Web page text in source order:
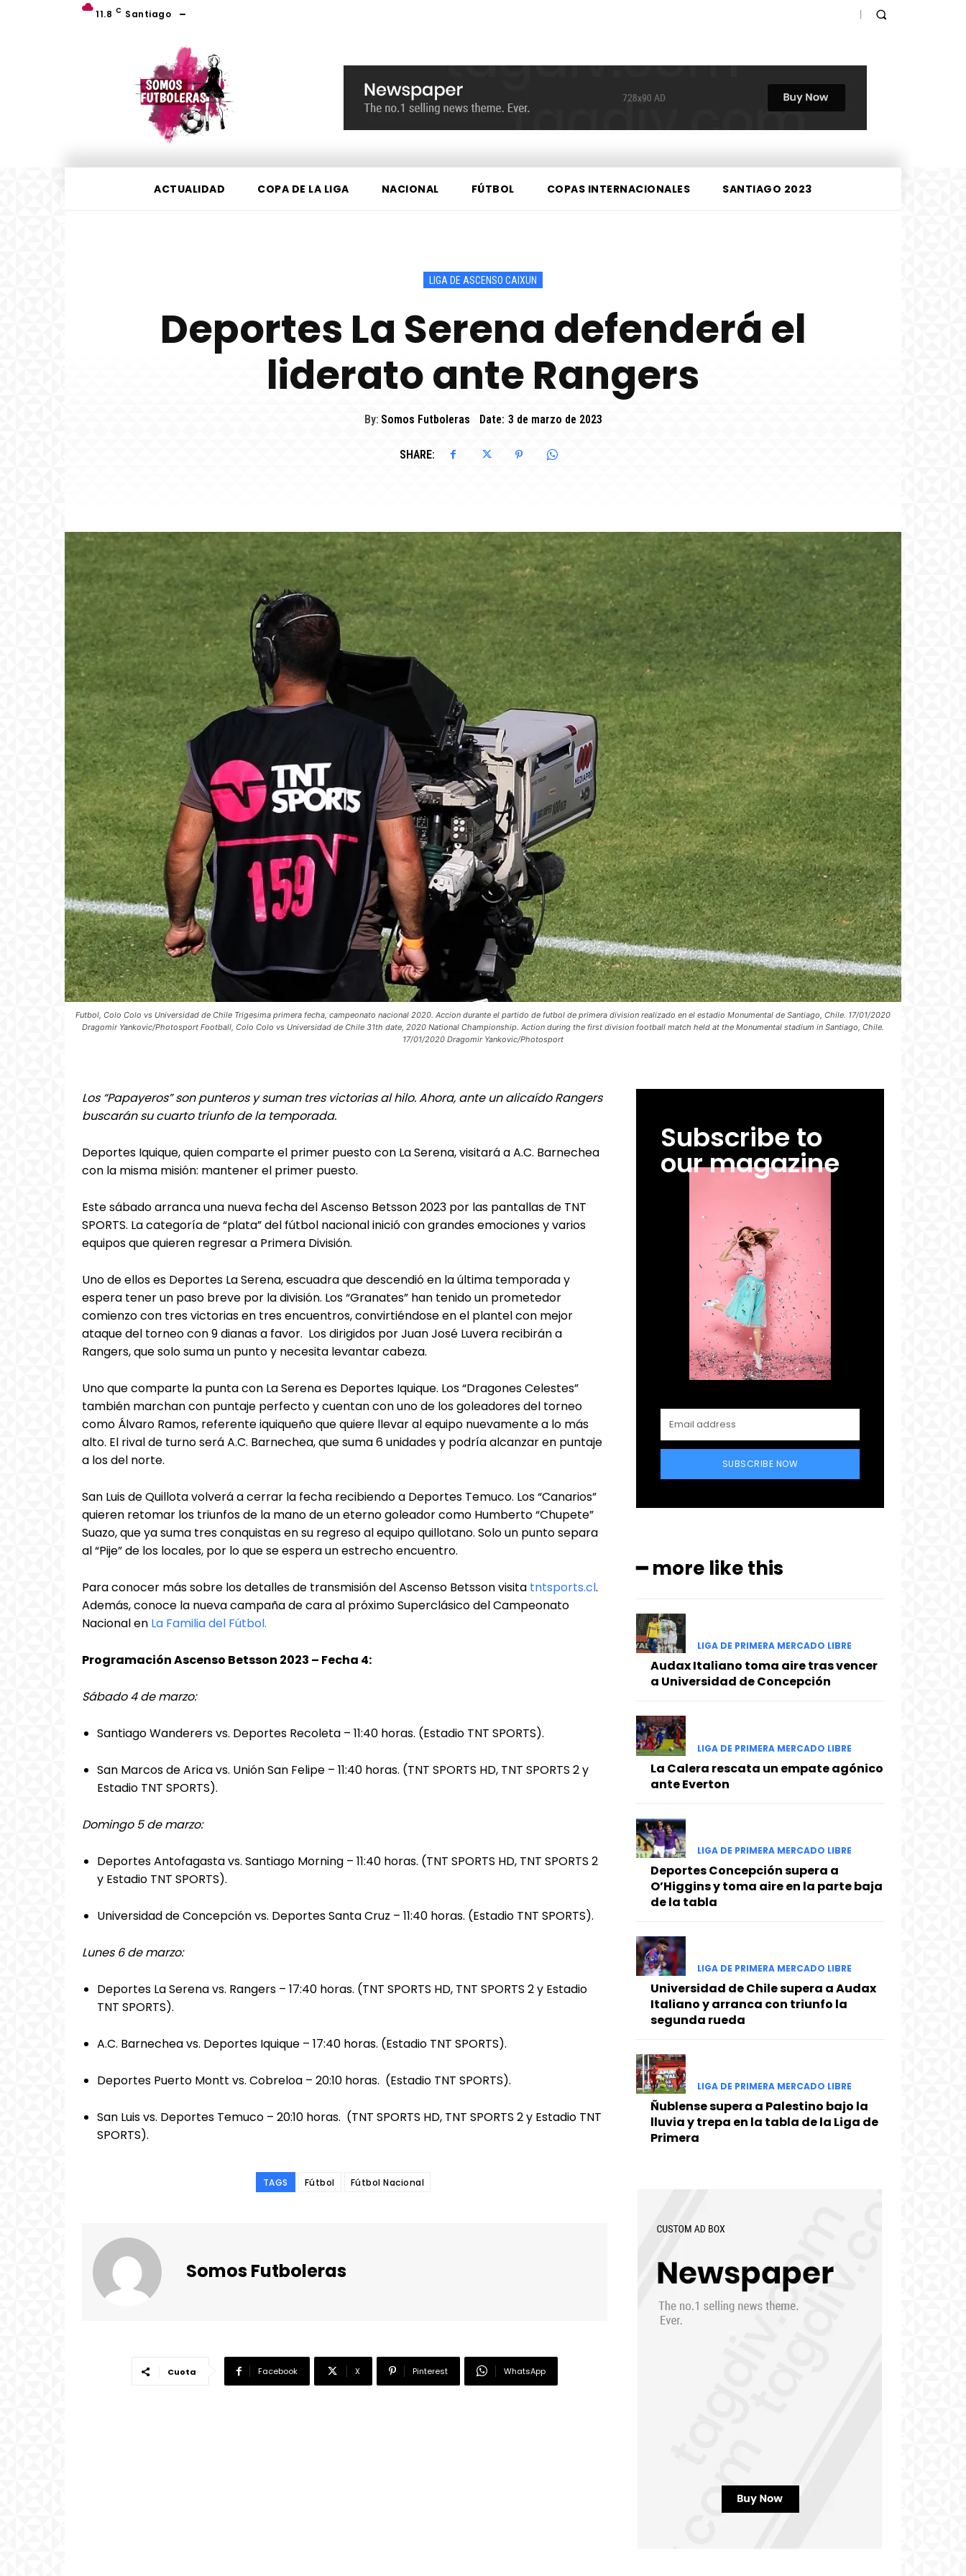
11.8 C Santiago
ACTUALIDAD COPA DE LA LIGA NACIONAL FÚTBOL COPAS INTERNACIONALES SANTIAGO 2023
LIGA DE ASCENSO CAIXUN
Deportes La Serena defenderá el
liderato ante Rangers
By: Somos Futboleras Date: 3 de marzo de 2023
SHARE:
Futbol, Colo Colo vs Universidad de Chile Trigesima primera fecha, campeonato nacional 2020. Accion durante el partido de futbol de primera division realizado en el estadio Monumental de Santiago, Chile. 17/01/2020
Dragomir Yankovic/Photosport Football, Colo Colo vs Universidad de Chile 31th date, 2020 National Championship. Action during the first division football match held at the Monumental stadium in Santiago, Chile.
17/01/2020 Dragomir Yankovic/Photosport
Los “Papayeros” son punteros y suman tres victorias al hilo. Ahora, ante un alicaído Rangers
buscarán su cuarto triunfo de la temporada.
Deportes Iquique, quien comparte el primer puesto con La Serena, visitará a A.C. Barnechea
con la misma misión: mantener el primer puesto.
Este sábado arranca una nueva fecha del Ascenso Betsson 2023 por las pantallas de TNT
SPORTS. La categoría de “plata” del fútbol nacional inició con grandes emociones y varios
equipos que quieren regresar a Primera División.
Uno de ellos es Deportes La Serena, escuadra que descendió en la última temporada y
espera tener un paso breve por la división. Los “Granates” han tenido un prometedor
comienzo con tres victorias en tres encuentros, convirtiéndose en el plantel con mejor
ataque del torneo con 9 dianas a favor. Los dirigidos por Juan José Luvera recibirán a
Rangers, que solo suma un punto y necesita levantar cabeza.
Uno que comparte la punta con La Serena es Deportes Iquique. Los “Dragones Celestes”
también marchan con puntaje perfecto y cuentan con uno de los goleadores del torneo
como Álvaro Ramos, referente iquiqueño que quiere llevar al equipo nuevamente a lo más
alto. El rival de turno será A.C. Barnechea, que suma 6 unidades y podría alcanzar en puntaje
a los del norte.
San Luis de Quillota volverá a cerrar la fecha recibiendo a Deportes Temuco. Los “Canarios”
quieren retomar los triunfos de la mano de un eterno goleador como Humberto “Chupete”
Suazo, que ya suma tres conquistas en su regreso al equipo quillotano. Solo un punto separa
al “Pije” de los locales, por lo que se espera un estrecho encuentro.
Para conocer más sobre los detalles de transmisión del Ascenso Betsson visita tntsports.cl.
Además, conoce la nueva campaña de cara al próximo Superclásico del Campeonato
Nacional en La Familia del Fútbol.
Programación Ascenso Betsson 2023 – Fecha 4:
Sábado 4 de marzo:
Santiago Wanderers vs. Deportes Recoleta – 11:40 horas. (Estadio TNT SPORTS).
San Marcos de Arica vs. Unión San Felipe – 11:40 horas. (TNT SPORTS HD, TNT SPORTS 2 y
Estadio TNT SPORTS).
Domingo 5 de marzo:
Deportes Antofagasta vs. Santiago Morning – 11:40 horas. (TNT SPORTS HD, TNT SPORTS 2
y Estadio TNT SPORTS).
Universidad de Concepción vs. Deportes Santa Cruz – 11:40 horas. (Estadio TNT SPORTS).
Lunes 6 de marzo:
Deportes La Serena vs. Rangers – 17:40 horas. (TNT SPORTS HD, TNT SPORTS 2 y Estadio
TNT SPORTS).
A.C. Barnechea vs. Deportes Iquique – 17:40 horas. (Estadio TNT SPORTS).
Deportes Puerto Montt vs. Cobreloa – 20:10 horas. (Estadio TNT SPORTS).
San Luis vs. Deportes Temuco – 20:10 horas. (TNT SPORTS HD, TNT SPORTS 2 y Estadio TNT
SPORTS).
TAGS Fútbol Fútbol Nacional
Somos Futboleras
Cuota Facebook X Pinterest WhatsApp
Subscribe to
our magazine
SUBSCRIBE NOW
━ more like this
LIGA DE PRIMERA MERCADO LIBRE
Audax Italiano toma aire tras vencer
a Universidad de Concepción
LIGA DE PRIMERA MERCADO LIBRE
La Calera rescata un empate agónico
ante Everton
LIGA DE PRIMERA MERCADO LIBRE
Deportes Concepción supera a
O’Higgins y toma aire en la parte baja
de la tabla
LIGA DE PRIMERA MERCADO LIBRE
Universidad de Chile supera a Audax
Italiano y arranca con triunfo la
segunda rueda
LIGA DE PRIMERA MERCADO LIBRE
Ñublense supera a Palestino bajo la
lluvia y trepa en la tabla de la Liga de
Primera